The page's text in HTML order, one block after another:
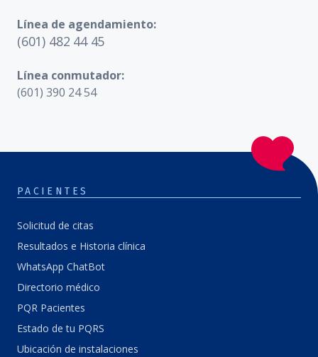
Línea de agendamiento:
(601) 482 44 45
Línea conmutador:
(601) 390 24 54
PACIENTES
Solicitud de citas
Resultados e Historia clínica
WhatsApp ChatBot
Directorio médico
PQR Pacientes
Estado de tu PQRS
Ubicación de instalaciones